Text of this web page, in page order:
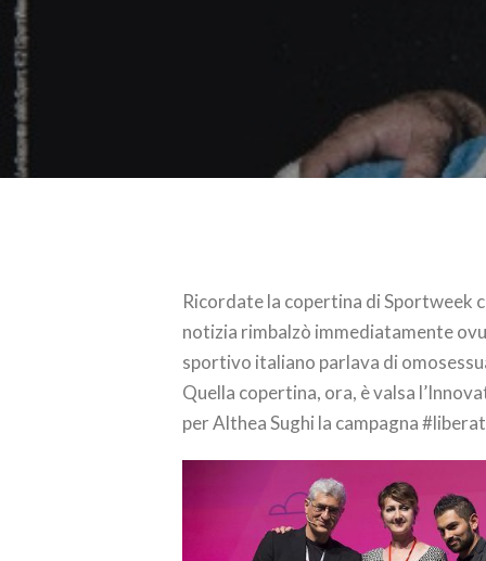
Ricordate la copertina di Sportweek
notizia rimbalzò immediatamente
sportivo italiano parlava di
Quella copertina, ora, è valsa
per Althea Sughi la campagna